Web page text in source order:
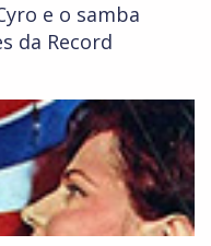
e o samba
da Record